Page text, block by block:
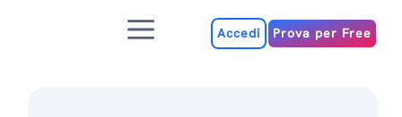
MenuAccedi Prova per Free